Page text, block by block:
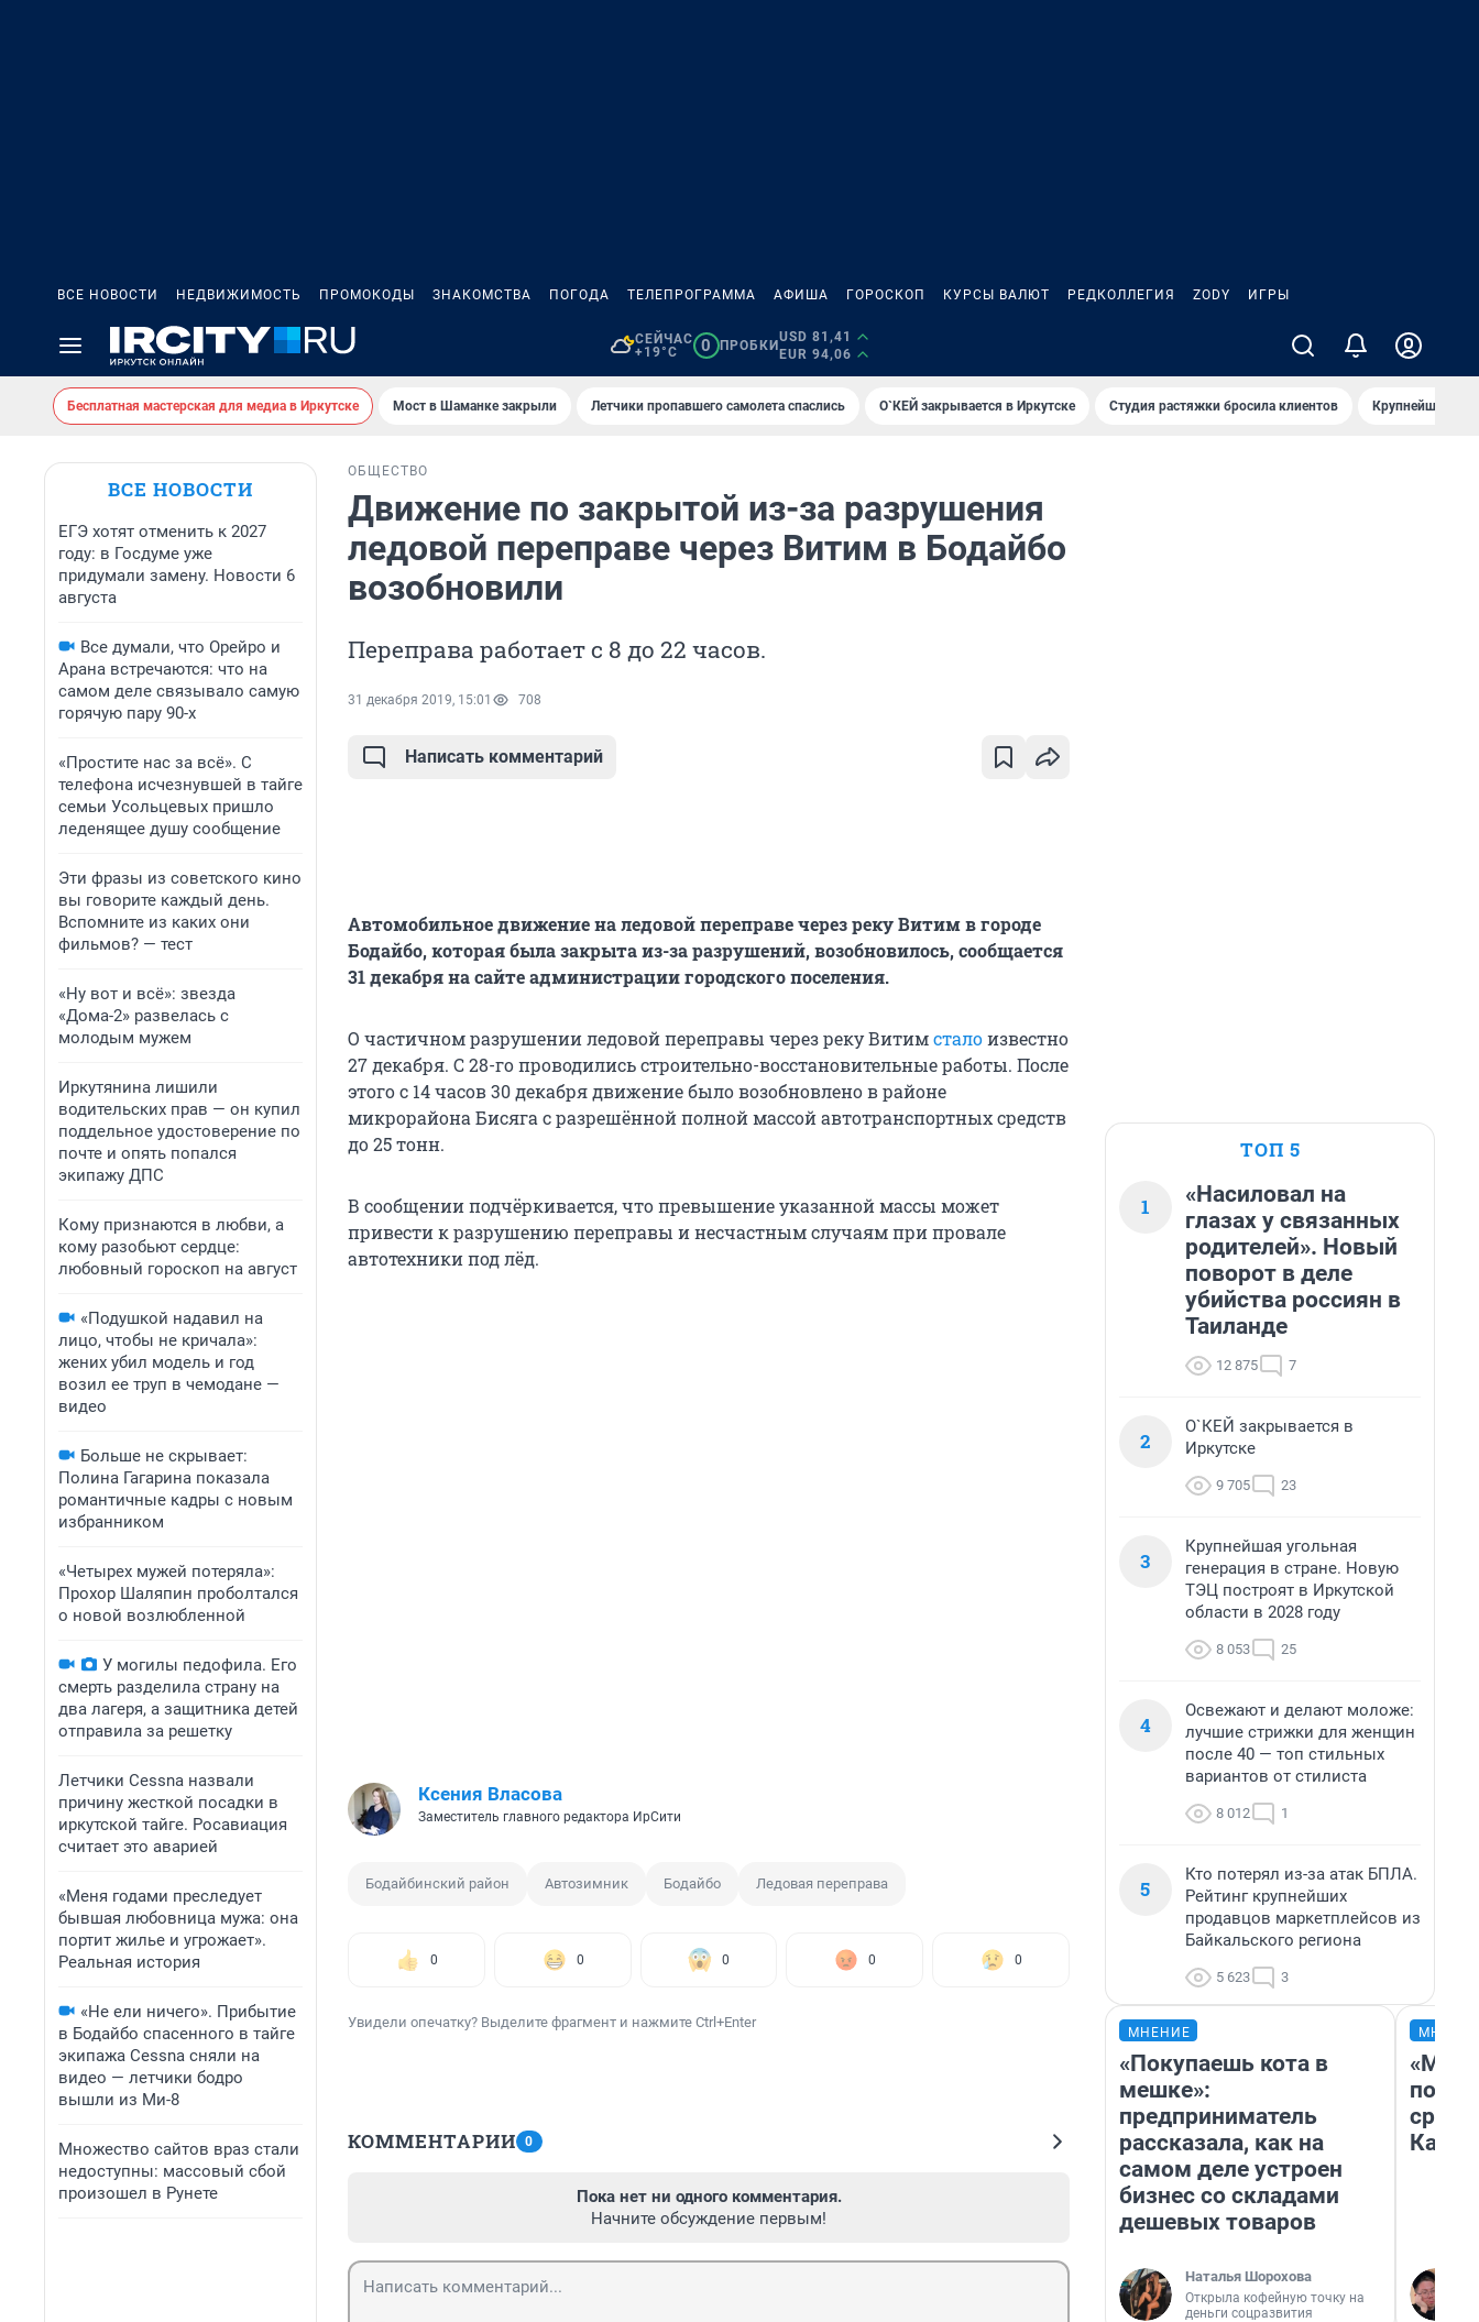
ВСЕ НОВОСТИ НЕДВИЖИМОСТЬ ПРОМОКОДЫ ЗНАКОМСТВА ПОГОДА ТЕЛЕПРОГРАММА АФИША ГОРОСКОП КУРСЫ ВАЛЮТ РЕДКОЛЛЕГИЯ ZODY ИГРЫ
СЕЙЧАС
+19°C
0 ПРОБКИ
USD 81,41
EUR 94,06
Бесплатная мастерская для медиа в Иркутске Мост в Шаманке закрыли Летчики пропавшего самолета спаслись О`КЕЙ закрывается в Иркутске Студия растяжки бросила клиентов Крупнейшие
ВСЕ НОВОСТИ
ЕГЭ хотят отменить к 2027
году: в Госдуме уже
придумали замену. Новости 6
августа
Все думали, что Орейро и
Арана встречаются: что на
самом деле связывало самую
горячую пару 90-х
«Простите нас за всё». С
телефона исчезнувшей в тайге
семьи Усольцевых пришло
леденящее душу сообщение
Эти фразы из советского кино
вы говорите каждый день.
Вспомните из каких они
фильмов? — тест
«Ну вот и всё»: звезда
«Дома-2» развелась с
молодым мужем
Иркутянина лишили
водительских прав — он купил
поддельное удостоверение по
почте и опять попался
экипажу ДПС
Кому признаются в любви, а
кому разобьют сердце:
любовный гороскоп на август
«Подушкой надавил на
лицо, чтобы не кричала»:
жених убил модель и год
возил ее труп в чемодане —
видео
Больше не скрывает:
Полина Гагарина показала
романтичные кадры с новым
избранником
«Четырех мужей потеряла»:
Прохор Шаляпин проболтался
о новой возлюбленной
У могилы педофила. Его
смерть разделила страну на
два лагеря, а защитника детей
отправила за решетку
Летчики Cessna назвали
причину жесткой посадки в
иркутской тайге. Росавиация
считает это аварией
«Меня годами преследует
бывшая любовница мужа: она
портит жилье и угрожает».
Реальная история
«Не ели ничего». Прибытие
в Бодайбо спасенного в тайге
экипажа Cessna сняли на
видео — летчики бодро
вышли из Ми-8
Множество сайтов враз стали
недоступны: массовый сбой
произошел в Рунете
ОБЩЕСТВО
Движение по закрытой из-за разрушения
ледовой переправе через Витим в Бодайбо
возобновили
Переправа работает с 8 до 22 часов.
31 декабря 2019, 15:01 708
Написать комментарий
Автомобильное движение на ледовой переправе через реку Витим в городе
Бодайбо, которая была закрыта из-за разрушений, возобновилось, сообщается
31 декабря на сайте администрации городского поселения.
О частичном разрушении ледовой переправы через реку Витимсталоизвестно
27 декабря. С 28-го проводились строительно-восстановительные работы. После
этого с 14 часов 30 декабря движение было возобновлено в районе
микрорайона Бисяга с разрешённой полной массой автотранспортных средств
до 25 тонн.
В сообщении подчёркивается, что превышение указанной массы может
привести к разрушению переправы и несчастным случаям при провале
автотехники под лёд.
Ксения Власова
Заместитель главного редактора ИрСити
Бодайбинский район Автозимник Бодайбо Ледовая переправа
0 0 0 0 0
Увидели опечатку? Выделите фрагмент и нажмите Ctrl+Enter
КОММЕНТАРИИ 0
Пока нет ни одного комментария.
Начните обсуждение первым!
ТОП 5
1
«Насиловал на
глазах у связанных
родителей». Новый
поворот в деле
убийства россиян в
Таиланде
12 875 7
2
О`КЕЙ закрывается в
Иркутске
9 705 23
3
Крупнейшая угольная
генерация в стране. Новую
ТЭЦ построят в Иркутской
области в 2028 году
8 053 25
4
Освежают и делают моложе:
лучшие стрижки для женщин
после 40 — топ стильных
вариантов от стилиста
8 012 1
5
Кто потерял из-за атак БПЛА.
Рейтинг крупнейших
продавцов маркетплейсов из
Байкальского региона
5 623 3
МНЕНИЕ
«Покупаешь кота в
мешке»:
предприниматель
рассказала, как на
самом деле устроен
бизнес со складами
дешевых товаров
Наталья Шорохова
Открыла кофейную точку на
деньги соцразвития